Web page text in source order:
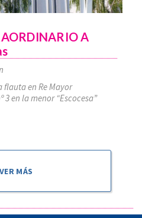
A
flauta en Re Mayor
3 en la menor “Escocesa”
VER MÁS